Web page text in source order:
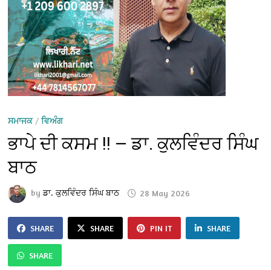
ਸਮਾਜਕ/ਵਿਅੰਗ
ਭਾਪੇ ਦੀ ਕਸਮ !! — ਡਾ. ਕੁਲਵਿੰਦਰ ਸਿੰਘ
ਬਾਠ
byਡਾ. ਕੁਲਵਿੰਦਰ ਸਿੰਘ ਬਾਠ 28 May 2026
SHARE SHARE PIN IT SHARE
SHARE